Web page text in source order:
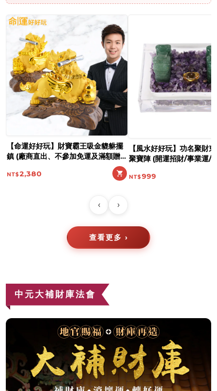
【風水好好玩】功名聚財東菱玉貔貅
聚寶陣 (開運招財/事業運/功名考運)
999
【命運好好玩】財富制霸
鎮 (廠商直出、不參加免運
優惠)
‹ ›
查看更多
中元大補財庫法會